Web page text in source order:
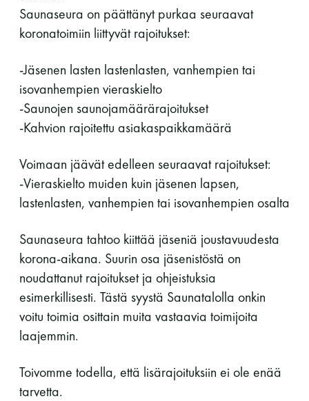
Jäsenen lapsi 7-18 v.
11 saunomiskerran kortti
3kk kortti - M / N
Vuosikortti - M / N
695€ / 275€
Suomen Saunaseura ry
Vaskiniementie 10, 00200 Helsinki
Y-tunnus: 0116872-9
Saunaseura on päättänyt purkaa seuraavat
koronatoimiin liittyvät rajoitukset:
-Jäsenen lasten lastenlasten, vanhempien tai
isovanhempien vieraskielto
-Saunojen saunojamäärärajoitukset
-Kahvion rajoitettu asiakaspaikkamäärä
Voimaan jäävät edelleen seuraavat rajoitukset:
-Vieraskielto muiden kuin jäsenen lapsen,
lastenlasten, vanhempien tai isovanhempien osalta
Saunaseura tahtoo kiittää jäseniä joustavuudesta
korona-aikana. Suurin osa jäsenistöstä on
noudattanut rajoitukset ja ohjeistuksia
esimerkillisesti. Tästä syystä Saunatalolla onkin
voitu toimia osittain muita vastaavia toimijoita
laajemmin.
Toivomme todella, että lisärajoituksiin ei ole enää
tarvetta.